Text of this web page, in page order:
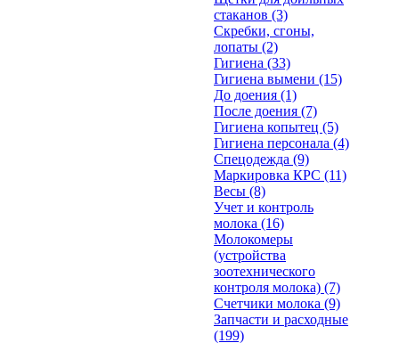
стаканов (3)
Скребки, сгоны,
лопаты (2)
Гигиена (33)
Гигиена вымени (15)
До доения (1)
После доения (7)
Гигиена копытец (5)
Гигиена персонала (4)
Спецодежда (9)
Маркировка КРС (11)
Весы (8)
Учет и контроль
молока (16)
Молокомеры
(устройства
зоотехнического
контроля молока) (7)
Счетчики молока (9)
Запчасти и расходные
(199)